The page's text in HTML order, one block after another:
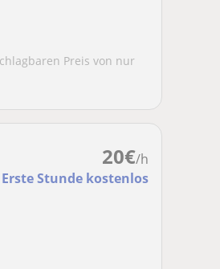
Preis von nur
20€/h
Erste Stunde kostenlos